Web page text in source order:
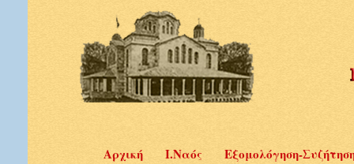
Αρχική Ι.Ναός Εξομολόγηση-